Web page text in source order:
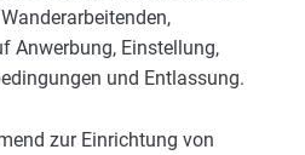
Anwerbung, Einstellung,
und Entlassung.
zur Einrichtung von